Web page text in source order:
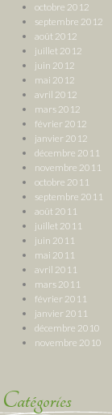
octobre 2012
septembre 2012
août 2012
juillet 2012
juin 2012
mai 2012
avril 2012
mars 2012
février 2012
janvier 2012
décembre 2011
novembre 2011
octobre 2011
septembre 2011
août 2011
juillet 2011
juin 2011
mai 2011
avril 2011
mars 2011
février 2011
janvier 2011
décembre 2010
novembre 2010
Catégories